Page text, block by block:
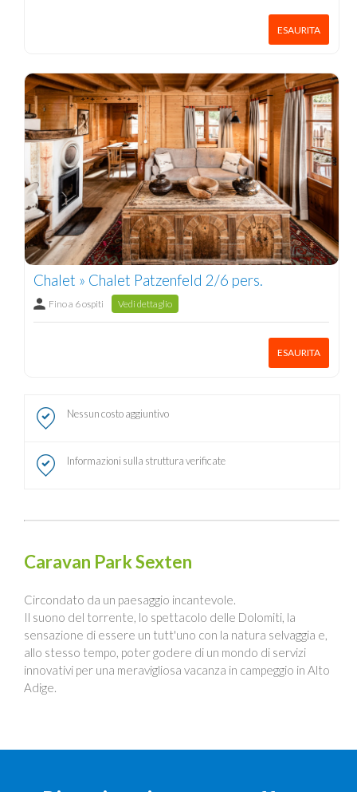
ESAURITA
Chalet » Chalet Patzenfeld 2/6 pers.
Fino a 6 ospiti Vedi dettaglio
ESAURITA
Nessun costo aggiuntivo
Informazioni sulla struttura verificate
Caravan Park Sexten
Circondato da un paesaggio incantevole.
Il suono del torrente, lo spettacolo delle Dolomiti, la
sensazione di essere un tutt'uno con la natura selvaggia e,
allo stesso tempo, poter godere di un mondo di servizi
innovativi per una meravigliosa vacanza in campeggio in Alto
Adige.